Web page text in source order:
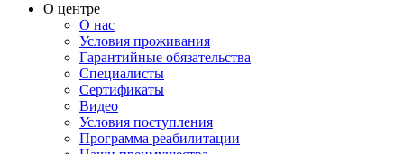
О центре
О нас
Условия проживания
Гарантийные обязательства
Специалисты
Сертификаты
Видео
Условия поступления
Программа реабилитации